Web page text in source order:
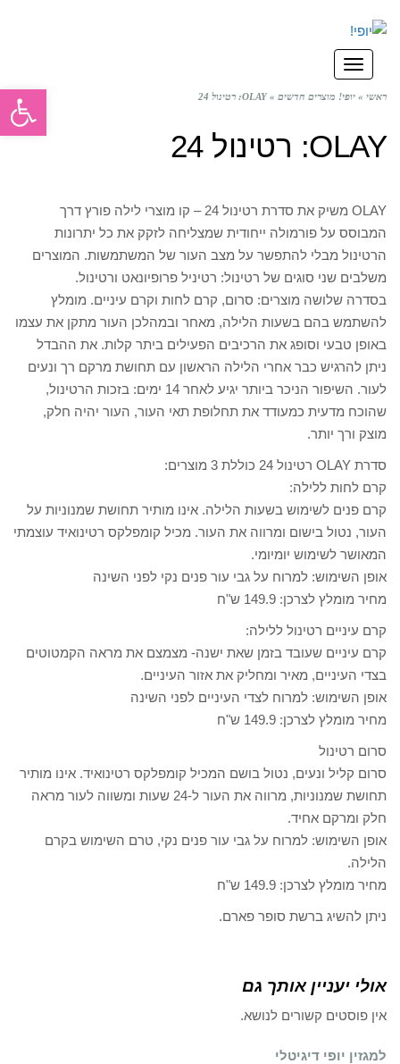
תפריט
ראשי » יופי! מוצרים חדשים » OLAY: רטינול 24
OLAY: רטינול 24
OLAY משיק את סדרת רטינול 24 – קו מוצרי לילה פורץ דרך
המבוסס על פורמולה ייחודית שמצליחה לזקק את כל יתרונות
הרטינול מבלי להתפשר על מצב העור של המשתמשות. המוצרים
משלבים שני סוגים של רטינול: רטיניל פרופיונאט ורטינול.
בסדרה שלושה מוצרים: סרום, קרם לחות וקרם עיניים. מומלץ
להשתמש בהם בשעות הלילה, מאחר ובמהלכן העור מתקן את עצמו
באופן טבעי וסופג את הרכיבים הפעילים ביתר קלות. את ההבדל
ניתן להרגיש כבר אחרי הלילה הראשון עם תחושת מרקם רך ונעים
לעור. השיפור הניכר ביותר יגיע לאחר 14 ימים: בזכות הרטינול,
שהוכח מדעית כמעודד את תחלופת תאי העור, העור יהיה חלק,
מוצק ורך יותר.
סדרת OLAY רטינול 24 כוללת 3 מוצרים:
קרם לחות ללילה:
קרם פנים לשימוש בשעות הלילה. אינו מותיר תחושת שמנוניות על
העור, נטול בישום ומרווה את העור. מכיל קומפלקס רטינואיד עוצמתי
המאושר לשימוש יומיומי.
אופן השימוש: למרוח על גבי עור פנים נקי לפני השינה
מחיר מומלץ לצרכן: 149.9 ש"ח
קרם עיניים רטינול ללילה:
קרם עיניים שעובד בזמן שאת ישנה- מצמצם את מראה הקמטוטים
בצדי העיניים, מאיר ומחליק את אזור העיניים.
אופן השימוש: למרוח לצדי העיניים לפני השינה
מחיר מומלץ לצרכן: 149.9 ש"ח
סרום רטינול
סרום קליל ונעים, נטול בושם המכיל קומפלקס רטינואיד. אינו מותיר
תחושת שמנוניות, מרווה את העור ל-24 שעות ומשווה לעור מראה
חלק ומרקם אחיד.
אופן השימוש: למרוח על גבי עור פנים נקי, טרם השימוש בקרם
הלילה.
מחיר מומלץ לצרכן: 149.9 ש"ח
ניתן להשיג ברשת סופר פארם.
אולי יעניין אותך גם
אין פוסטים קשורים לנושא.
למגזין יופי דיגיטלי
פתח